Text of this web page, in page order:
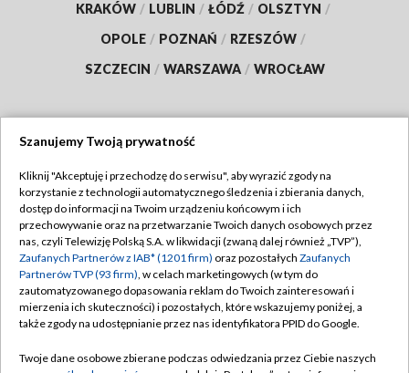
KRAKÓW / LUBLIN / ŁÓDŹ / OLSZTYN /
OPOLE / POZNAŃ / RZESZÓW /
SZCZECIN / WARSZAWA / WROCŁAW
TVP
Abonament TVP
Emisja w TVP
Centrum informacji TVP
Naziemna Telewizja Cyfrowa
Regulamin TVP
Polityka prywatności
Moje zgody
Pomoc
Szanujemy Twoją prywatność
Kliknij "Akceptuję i przechodzę do serwisu", aby wyrazić zgody na
korzystanie z technologii automatycznego śledzenia i zbierania danych,
dostęp do informacji na Twoim urządzeniu końcowym i ich
przechowywanie oraz na przetwarzanie Twoich danych osobowych przez
nas, czyli Telewizję Polską S.A. w likwidacji (zwaną dalej również „TVP”),
Zaufanych Partnerów z IAB* (1201 firm) oraz pozostałych Zaufanych
Partnerów TVP (93 firm), w celach marketingowych (w tym do
zautomatyzowanego dopasowania reklam do Twoich zainteresowań i
mierzenia ich skuteczności) i pozostałych, które wskazujemy poniżej, a
także zgody na udostępnianie przez nas identyfikatora PPID do Google.
Twoje dane osobowe zbierane podczas odwiedzania przez Ciebie naszych